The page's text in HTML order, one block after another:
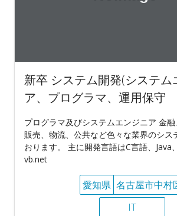
新卒 システム開発(システム
ア、プログラマ、運用保守
プログラマ及びシステムエンジニア 金融
販売、物流、公共など色々な業界のシス
おります。 主に開発言語はC言語、Java
vb.net
愛知県 名古屋市中村
IT